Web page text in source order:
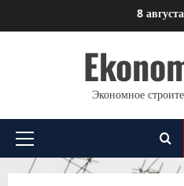
к
8
Экономное
Основное
меню